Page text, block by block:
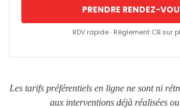
PRENDRE RENDEZ-
RDV rapide · Règlement CB sur
Les tarifs préférentiels en ligne ne sont ni
aux interventions déjà réalisées